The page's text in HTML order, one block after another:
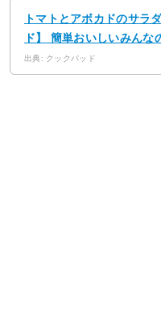
トマトとアボカドのサラ
ド】 簡単おいしいみんな
出典: クックパッド